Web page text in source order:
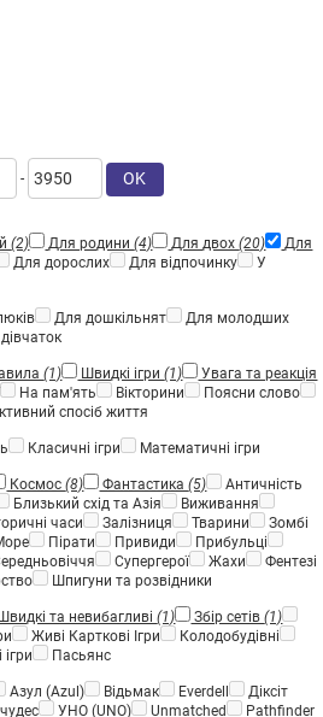
-
OK
(2) Для родини(4) Для двох(20)
Для
Для дорослих Для відпочинку
У
Для дошкільнят
Для молодших
(1) Швидкі ігри(1)
Увага та реакція
На пам'ять Вікторини
Поясни слово
спосіб життя
Класичні ігри
Математичні ігри
Космос(8) Фантастика(5)
Античність
Близький схід та Азія
Виживання
часи Залізниця Тварини
Зомбі
Пірати Привиди
Прибульці
Супергерої Жахи
Фентезі
Шпигуни та розвідники
Швидкі та невибагливі(1) Збір сетів(1)
Живі Карткові Ігри
Колодобудівні
ігри
Пасьянс
Азул (Azul) Відьмак Everdell
Діксіт
УНО (UNO) Unmatched
Pathfinder